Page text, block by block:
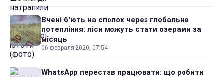
Вчені б'ють на сполох через глобальне
потепління: ліси можуть стати озерами за
місяць
06 февраля 2020, 07:54
WhatsApp перестав працювати: що робити